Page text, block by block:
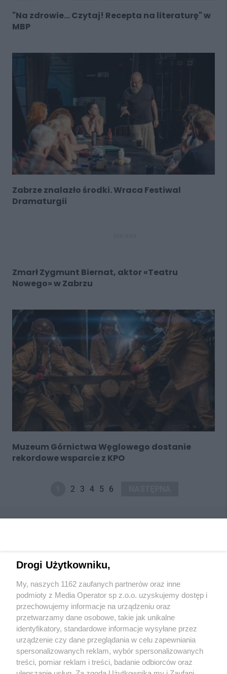
"Na zdrowie… Czytaj! Recepta na literaturę" w
MBP
Zabrze znalazło środki. Wraca Festiwal
Dramaturgii
Zmarł Zygmunt Biernat, aktor «Teatru
Nowego» w Zabrzu
Muzeum Górnictwa Węglowego dostanie
rekordowe wsparcie z KPO
2 3 4 5 6
Wydawca mediów
Nie zapomnij
zapoznać się z:
polityką prywatności regulamin korzystania z portali
Twojemiasto Skontakuj sięz nami
Drogi Użytkowniku,
My, naszych 1162 zaufanych partnerów oraz inne
podmioty z Media Operator sp z.o.o. uzyskujemy dostęp i
przechowujemy informacje na urządzeniu oraz
przetwarzamy dane osobowe, takie jak unikalne
identyfikatory, standardowe informacje wysyłane przez
urządzenie czy dane przeglądania w celu zapewniania
spersonalizowanych reklam, wybór spersonalizowanych
treści, pomiar reklam i treści, badanie odbiorców oraz